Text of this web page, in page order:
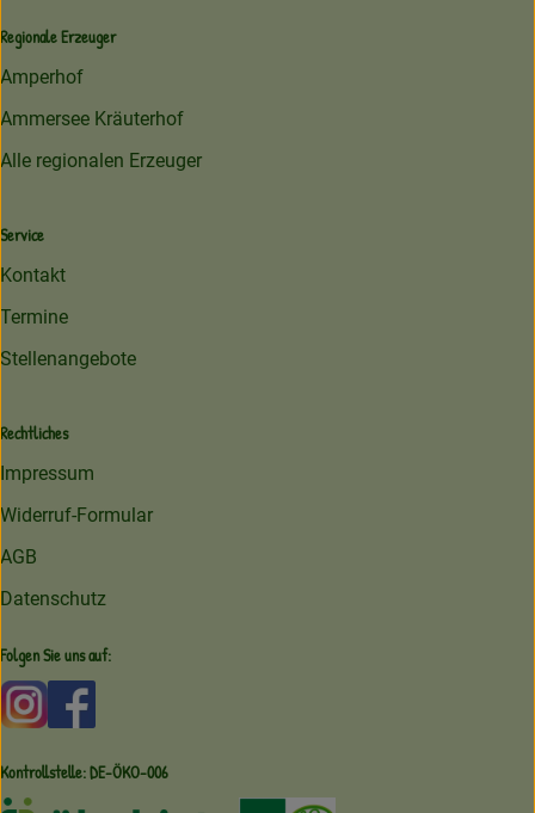
Regionale Erzeuger
Amperhof
Ammersee Kräuterhof
Alle regionalen Erzeuger
Service
Kontakt
Termine
Stellenangebote
Rechtliches
Impressum
Widerruf-Formular
AGB
Datenschutz
Folgen Sie uns auf:
Externer Link zu https://www.instagram.com/
Kontrollstelle: DE-ÖKO-006